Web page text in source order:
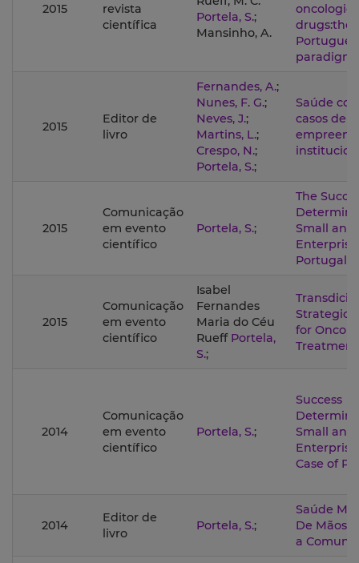
2015
revista
científica
Portela, S.;
Mansinho, A.
drugs:the
paradigm
2015
Editor de
livro
Fernandes, A.;
Nunes, F. G.;
Neves, J.;
Martins, L.;
Crespo, N.;
Portela, S.;
Saúde
casos de
2015
Comunicação
em evento
científico
Portela, S.;
The
Small
Portugal
2015
Comunicação
em evento
científico
Isabel
Fernandes
Maria do Céu
Rueff Portela,
S.;
Strategic
for
2014
Comunicação
em evento
científico
Portela, S.;
Success
Small
Case of
2014
Editor de
livro
Portela, S.;
Saúde
De Mãos
a